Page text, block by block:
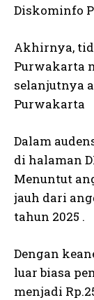
Diskominfo
Akhirnya,
Purwakarta
selanjutnya
Purwakarta
Dalam
di halaman
Menuntut
jauh dari
tahun 2025 .
Dengan
luar biasa
menjadi